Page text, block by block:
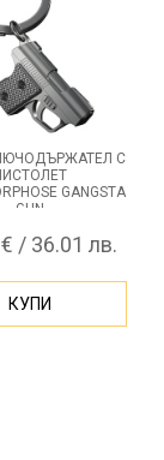
С
GANGSTA
GUN
/ 36.01 лв.
КУПИ